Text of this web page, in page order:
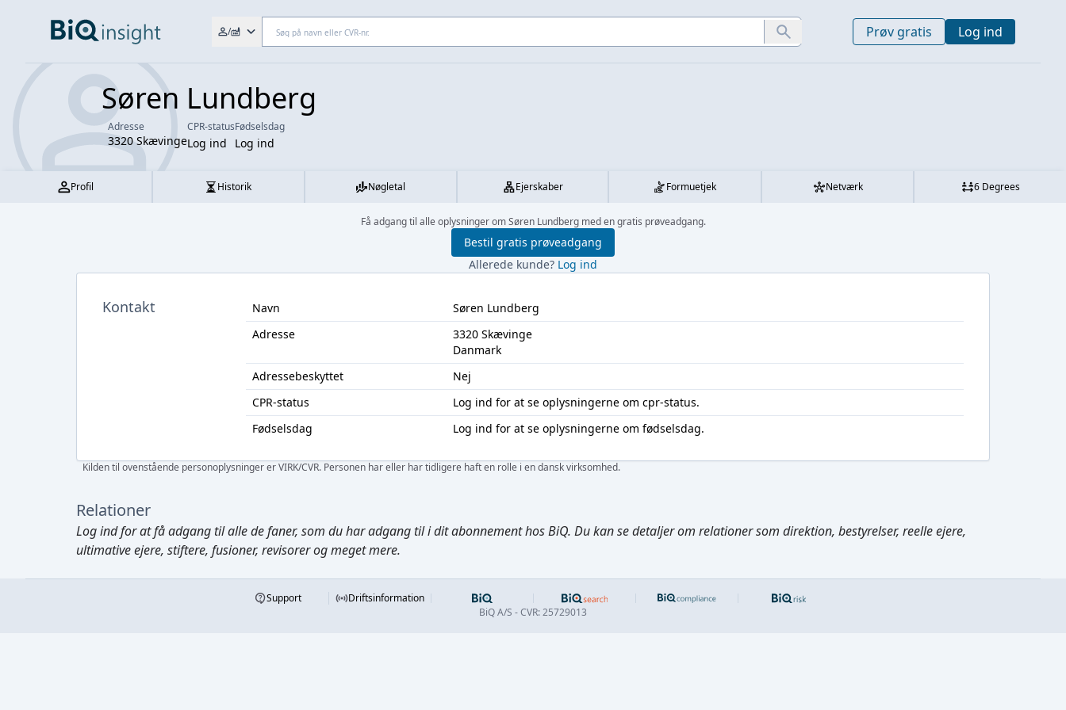
/ Prøv gratis Log ind
Søren Lundberg
Adresse
3320 Skævinge
CPR-status
Log ind
Fødselsdag
Log ind
Profil Historik Nøgletal Ejerskaber Formuetjek Netværk 6 Degrees
Få adgang til alle oplysninger om Søren Lundberg med en gratis prøveadgang.
Bestil gratis prøveadgang
Allerede kunde? Log ind
Kontakt Navn
Søren Lundberg
Adresse
3320 Skævinge
Danmark
Adressebeskyttet
Nej
CPR-status
Log ind for at se oplysningerne om cpr-status.
Fødselsdag
Log ind for at se oplysningerne om fødselsdag.
Kilden til ovenstående personoplysninger er VIRK/CVR. Personen har eller har tidligere haft en rolle i en dansk virksomhed.
Relationer
Log indfor at få adgang til alle de faner, som du har adgang til i dit abonnement hos BiQ. Du kan se detaljer om relationer som direktion, bestyrelser, reelle ejere,
ultimative ejere, stiftere, fusioner, revisorer og meget mere.
Support
Driftsinformation
BiQ A/S - CVR: 25729013